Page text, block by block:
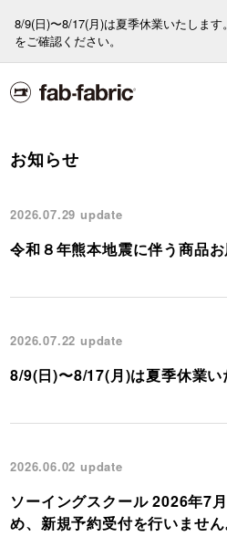
8/9(日)〜8/17(月)は夏季休業いたしま
をご確認ください。
お知らせ
2026.07.29 update
令和８年熊本地震に伴う商品
2026.07.22 update
8/9(日)〜8/17(月)は夏季休業い
2026.06.02 update
ソーイングスクール 2026年7
め、新規予約受付を行いません